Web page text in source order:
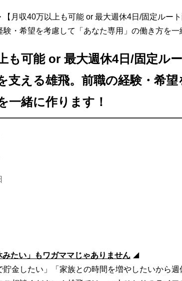
【月収40万以上も可能 or 最大週休4日/固定ルー
・希望を考慮して「あなた専用」の働き方を一
も可能 or 最大週休4日/固定ル
支える雄飛。前職の経験・希
一緒に作ります！
みたい」もワガママじゃありません ◢
貯金したい」「家族との時間を増やしたいから週